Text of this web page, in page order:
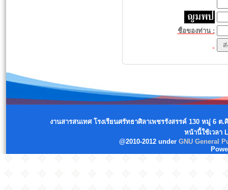
ชื่อของท่าน :
งานสารสนเทศ โรงเรียนศรัทธาศิลาเพชรรังสรรค์ 130 หมู่ 6
หน้านี้ใช้เวลา
@2010-2012 under GNU General